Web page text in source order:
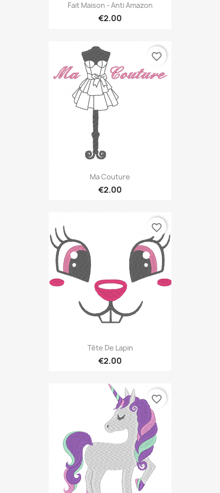
Fait Maison - Anti Amazon
€2.00
Ma Couture
€2.00
favorite_border
Tête De Lapin
€2.00
favorite_border
favorite_border